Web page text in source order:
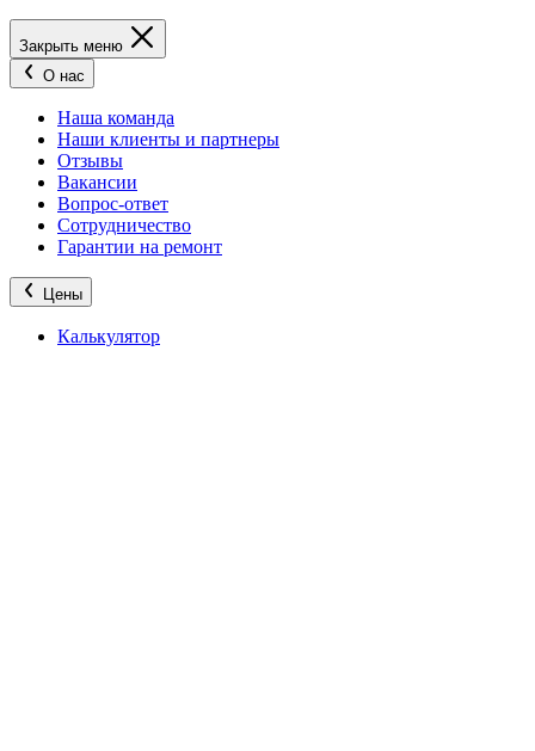
Закрыть меню
О нас
Наша команда
Наши клиенты и партнеры
Отзывы
Вакансии
Вопрос-ответ
Сотрудничество
Гарантии на ремонт
Цены
Калькулятор